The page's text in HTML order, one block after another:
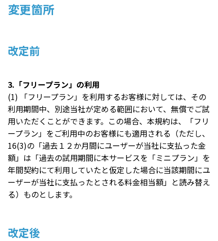
変更箇所
改定前
3.「フリープラン」の利用
(1) 「フリープラン」を利用するお客様に対しては、その
利用期間中、別途当社が定める範囲において、無償でご試
用いただくことができます。この場合、本規約は、「フリ
ープラン」をご利用中のお客様にも適用される（ただし、
16(3)の「過去１２か月間にユーザーが当社に支払った金
額」は「過去の試用期間に本サービスを「ミニプラン」を
年間契約にて利用していたと仮定した場合に当該期間にユ
ーザーが当社に支払ったとされる料金相当額」と読み替え
る）ものとします。
改定後